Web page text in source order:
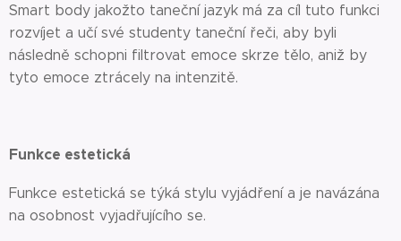
Smart body jakožto taneční jazyk má za cíl tuto funkci
rozvíjet a učí své studenty taneční řeči, aby byli
následně schopni filtrovat emoce skrze tělo, aniž by
tyto emoce ztrácely na intenzitě.
Funkce estetická
Funkce estetická se týká stylu vyjádření a je navázána
na osobnost vyjadřujícího se.